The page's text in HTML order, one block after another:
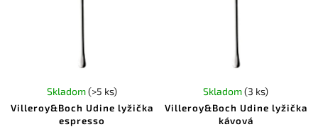
Villeroy&Boch Udine lyžička
espresso
Skladom(>5 ks)
Villeroy&Boch Udine lyžička
kávová
Skladom(3 ks)